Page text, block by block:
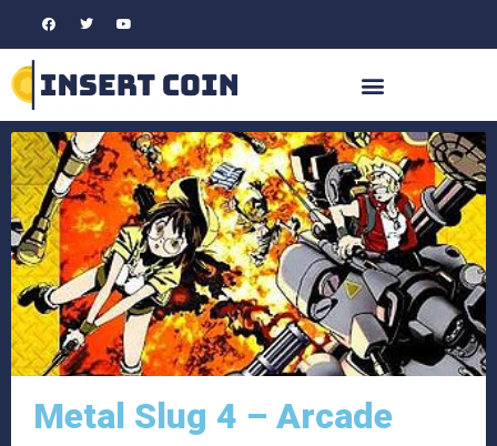
Metal Slug 4 – Arcade